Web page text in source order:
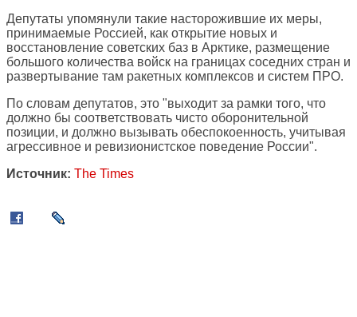
Депутаты упомянули такие насторожившие их меры,
принимаемые Россией, как открытие новых и
восстановление советских баз в Арктике, размещение
большого количества войск на границах соседних стран и
развертывание там ракетных комплексов и систем ПРО.
По словам депутатов, это "выходит за рамки того, что
должно бы соответствовать чисто оборонительной
позиции, и должно вызывать обеспокоенность, учитывая
агрессивное и ревизионистское поведение России".
Источник: The Times